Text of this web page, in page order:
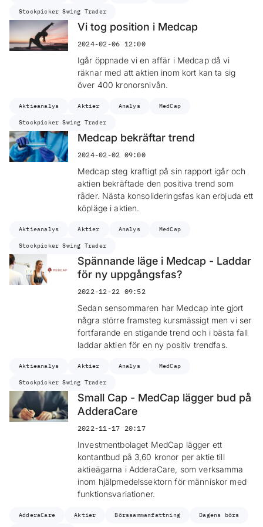
Stockpicker Swing Trader
Vi tog position i Medcap
2024-02-06 12:00
Igår öppnade vi en affär i Medcap då vi
räknar med att aktien inom kort kan ta sig
över 400 kronorsnivån.
Aktieanalys Aktier Analys MedCap
Stockpicker Swing Trader
Medcap bekräftar trend
2024-02-02 09:00
Medcap steg kraftigt på sin rapport igår och
aktien bekräftade den positiva trend som
råder. Nästa konsolideringsfas kan erbjuda ett
köpläge i aktien.
Aktieanalys Aktier Analys MedCap
Stockpicker Swing Trader
Spännande läge i Medcap - Laddar
för ny uppgångsfas?
2022-12-22 09:52
Sedan sensommaren har Medcap inte gjort
några större framsteg kursmässigt men vi ser
fortfarande en stigande trend och i bästa fall
laddar aktien för en ny positiv trendfas.
Aktieanalys Aktier Analys MedCap
Stockpicker Swing Trader
Small Cap - MedCap lägger bud på
AdderaCare
2022-11-17 20:17
Investmentbolaget MedCap lägger ett
kontantbud på 3,60 kronor per aktie till
aktieägarna i AdderaCare, som verksamma
inom hjälpmedelssektorn för människor med
funktionsvariationer.
AdderaCare Aktier Börssammanfattning Dagens börs